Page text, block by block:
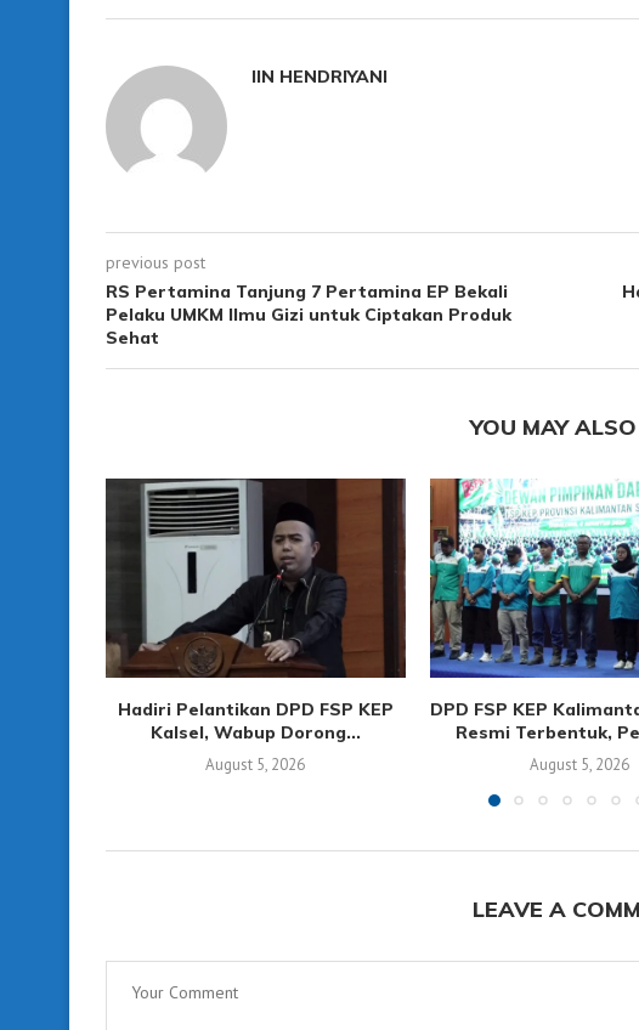
IIN HENDRIYANI
previous post
RS Pertamina Tanjung 7 Pertamina EP Bekali
Pelaku UMKM Ilmu Gizi untuk Ciptakan Produk
Sehat
YOU MAY
Hadiri Pelantikan DPD FSP KEP
Kalsel, Wabup Dorong...
August 5, 2026
DPD FSP KEP
Resmi Terbentuk,
August 5, 2026
LEAVE A